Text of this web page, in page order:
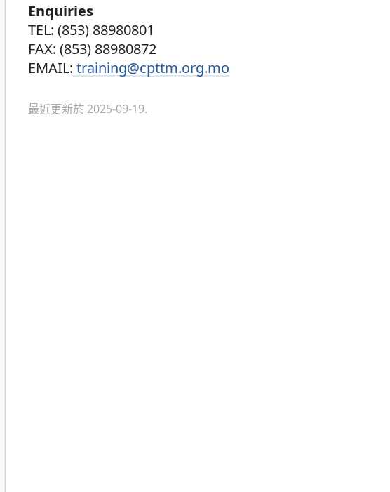
Enquiries
TEL: (853) 88980801
FAX: (853) 88980872
EMAIL: training@cpttm.org.mo
最近更新於 2025-09-19.